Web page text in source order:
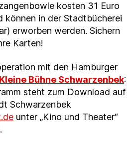
kosten 31 Euro
können in der Stadtbücherei
erworben werden. Sichern
Karten!
mit den Hamburger
Kleine Bühne Schwarzenbek:
steht zum Download auf
Schwarzenbek
unter „Kino und Theater“
.